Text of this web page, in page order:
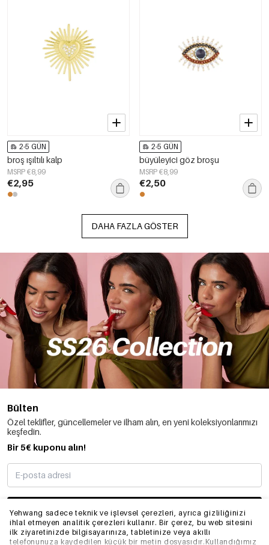
Yehwang sadece teknik ve işlevsel çerezleri, ayrıca gizliliğinizi
ihlal etmeyen analitik çerezleri kullanır. Bir çerez, bu web sitesini
ilk ziyaretinizde bilgisayarınıza, tabletinize veya akıllı
telefonunuza kaydedilen küçük bir metin dosyasıdır.Kullandığımız
2-5 GÜN
broş ışıltılı kalp
MSRP €8,99
€2,95
2-5 GÜN
büyüleyici göz broşu
MSRP €8,99
€2,50
DAHA FAZLA GÖSTER
Bülten
Özel teklifler, güncellemeler ve ilham alın, en yeni koleksiyonlarımızı
keşfedin.
Bir 5€ kuponu alın!
ABONE OLMAK